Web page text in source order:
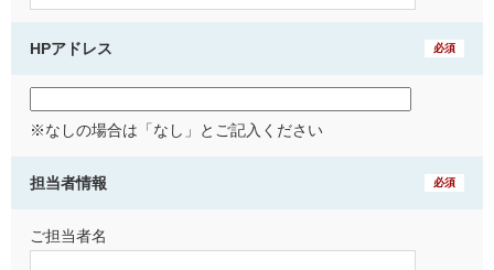
HPアドレス 必須
※なしの場合は「なし」とご記入ください
担当者情報 必須
ご担当者名